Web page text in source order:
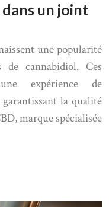
un joint
une popularité
de cannabidiol. Ces
expérience de
la qualité
marque spécialisée